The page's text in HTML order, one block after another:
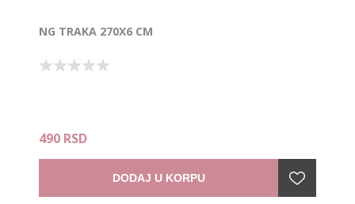
NG TRAKA 270X6 CM
490 RSD
DODAJ U KORPU